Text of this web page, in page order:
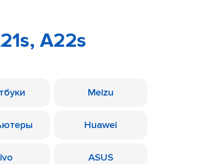
A22s
Meizu
Huawei
ASUS